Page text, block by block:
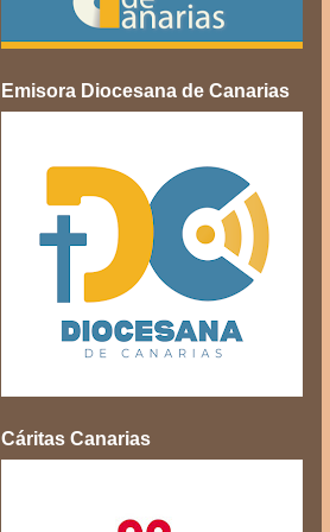
Emisora Diocesana de Canarias
Cáritas Canarias